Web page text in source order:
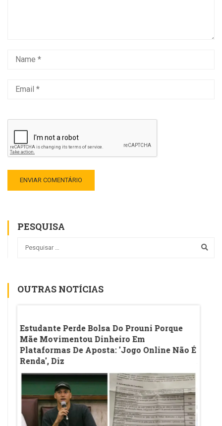
PESQUISA
OUTRAS NOTÍCIAS
Estudante Perde Bolsa Do Prouni Porque
Mãe Movimentou Dinheiro Em
Plataformas De Aposta: 'Jogo Online Não É
Renda', Diz